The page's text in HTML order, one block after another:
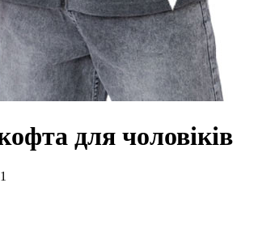
для чоловіків